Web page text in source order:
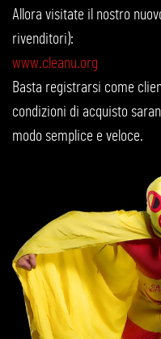
Allora visitate il nostro
rivenditori):
www.cleanu.org
Basta registrarsi come
condizioni di acquisto
modo semplice e veloce.